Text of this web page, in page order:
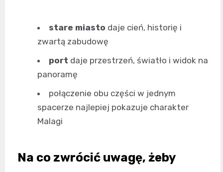
stare miasto daje cień, historię i
zwartą zabudowę
port daje przestrzeń, światło i widok na
panoramę
połączenie obu części w jednym
spacerze najlepiej pokazuje charakter
Malagi
Na co zwrócić uwagę, żeby